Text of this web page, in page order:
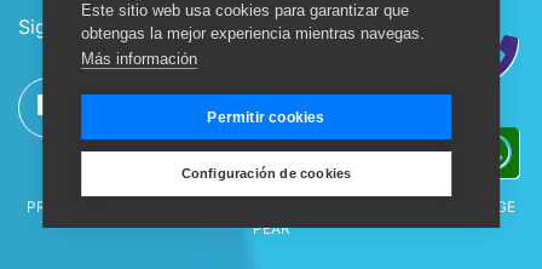
Sigue nuestras redes sociales:
AGUA BELA®, Y TODOS LOS ELEMENTOS RELACIONADOS SON
PROPIEDAD DE GRUPO BELA., MÉXICO. © 2026. DISEÑO POR
ORANGE
PEAR
Este sitio web usa cookies para garantizar que
obtengas la mejor experiencia mientras navegas.
Más información
Permitir cookies
Configuración de cookies